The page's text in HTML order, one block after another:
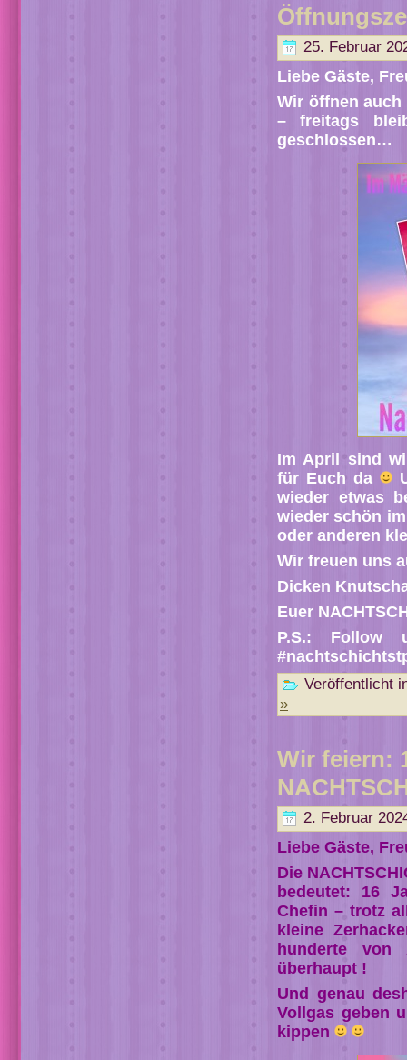
25. Februar
Liebe Gäste,
Wir öffnen auch
– freitags
geschlossen…
Im April sind
für Euch da
wieder etwas
wieder schön
oder anderen
Wir freuen uns
Dicken
Euer
P.S.: Follow
Veröffentlicht
»
Wir feiern:
2. Februar
Liebe Gäste,
Die
bedeutet: 16
Chefin – trotz
kleine
hunderte von
überhaupt !
Und genau
Vollgas geben
kippen